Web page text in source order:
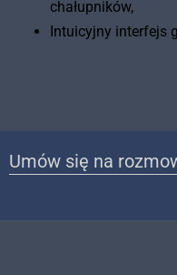
chałupników,
Intuicyjny interfejs
Umów się na